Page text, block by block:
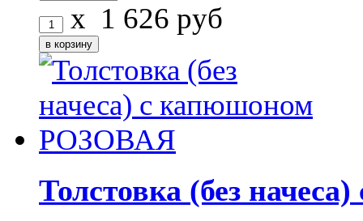
x 1 626 руб
Толстовка (без